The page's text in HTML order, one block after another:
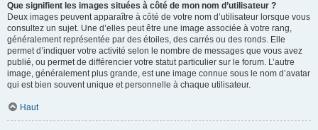
Que signifient les images situées à côté de mon nom d’utilisateur ?
Deux images peuvent apparaître à côté de votre nom d’utilisateur lorsque vous
consultez un sujet. Une d’elles peut être une image associée à votre rang,
généralement représentée par des étoiles, des carrés ou des ronds. Elle
permet d’indiquer votre activité selon le nombre de messages que vous avez
publié, ou permet de différencier votre statut particulier sur le forum. L’autre
image, généralement plus grande, est une image connue sous le nom d’avatar
qui est bien souvent unique et personnelle à chaque utilisateur.
Haut